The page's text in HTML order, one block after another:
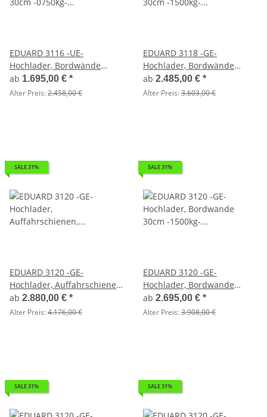
EDUARD 3116 -UE-
Hochlader, Bordwände
30cm -0750kg- Lfh: 72cm
-155R13
ab 1.695,00 € *
Alter Preis:2.458,00 €
EDUARD 3118 -GE-
Hochlader, Bordwände
30cm -1500kg- Lfh: 56cm
-195/55R10
ab 2.485,00 € *
Alter Preis:3.603,00 €
SALE 31%
EDUARD 3120 -GE-
Hochlader, Auffahrschienen,
Bordwände 10cm -1350kg-
Lfh: 63cm -195/50R13
ab 2.880,00 € *
Alter Preis:4.176,00 €
SALE 31%
EDUARD 3120 -GE-
Hochlader, Bordwände
30cm -1500kg- Lfh: 63cm
-195/50R13
ab 2.695,00 € *
Alter Preis:3.908,00 €
SALE 31% SALE 31%